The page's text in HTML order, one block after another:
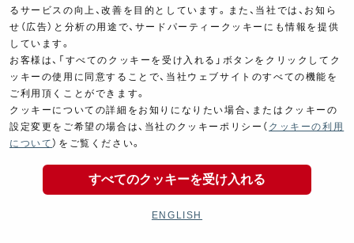
Web特集記事
ヨシムラTV
イベント情報
ツーリングブレイクタイム
壁紙
製品ポスター
るサービスの向上、改善を目的としています。また、当社では、お知ら
せ（広告）と分析の用途で、サードパーティークッキーにも情報を提供
しています。
お客様は、「すべてのクッキーを受け入れる」ボタンをクリックしてク
ッキーの使用に同意することで、当社ウェブサイトのすべての機能を
ご利用頂くことができます。
クッキーについての詳細をお知りになりたい場合、またはクッキーの
設定変更をご希望の場合は、当社のクッキーポリシー（ クッキーの利用
について ）をご覧ください。
すべてのクッキーを受け入れる
ENGLISH